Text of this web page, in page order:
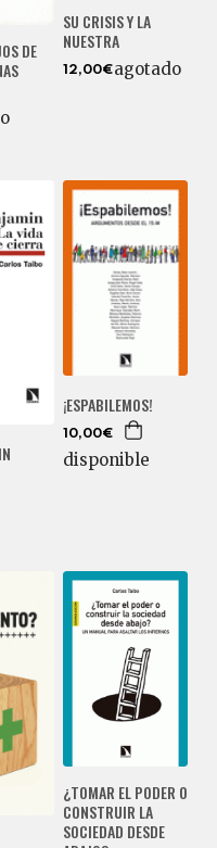
DE
SU CRISIS Y LA
NUESTRA
12,00€agotado
¡ESPABILEMOS!
10,00€
disponible
¿TOMAR EL PODER O
CONSTRUIR LA
SOCIEDAD DESDE